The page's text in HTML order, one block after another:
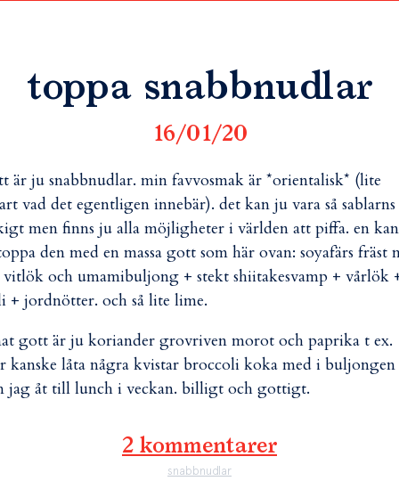
toppa snabbnudlar
16/01/20
är ju snabbnudlar. min favvosmak är *orientalisk* (lite
vad det egentligen innebär). det kan ju vara så sablarns
men finns ju alla möjligheter i världen att piffa. en
den med en massa gott som här ovan: soyafärs fräst
och umamibuljong + stekt shiitakesvamp + vårlök
+ jordnötter. och så lite lime.
gott är ju koriander grovriven morot och paprika t ex.
kanske låta några kvistar broccoli koka med i buljongen
jag åt till lunch i veckan. billigt och gottigt.
2 kommentarer
snabbnudlar